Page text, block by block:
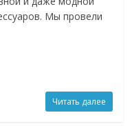
Мы провели
Читать далее